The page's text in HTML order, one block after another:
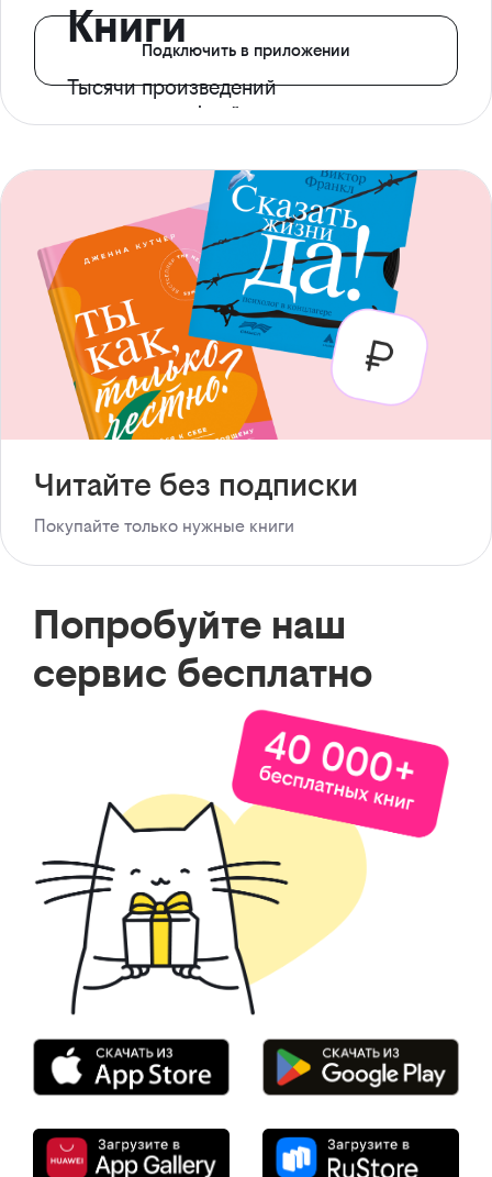
Книги
Тысячи произведений
с доступом офлайн
Подключить в приложении
Читайте без подписки
Покупайте только нужные книги
Попробуйте наш
сервис бесплатно